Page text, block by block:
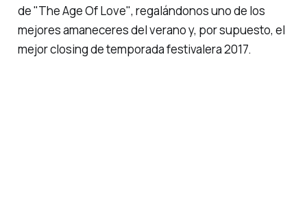
de"The Age Of Love", regalándonos uno de los
mejores amaneceres del verano y, por supuesto, el
mejor closing de temporada festivalera 2017.